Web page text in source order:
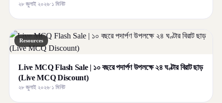
২৮ জুলাই ২০২৬·১ মিনিট
Resources
Live MCQ Flash Sale | ১০ বছরে পদার্পণ উপলক্ষে ২৪ ঘণ্টার বিরাট ছাড়
(Live MCQ Discount)
২৮ জুলাই ২০২৬·১ মিনিট